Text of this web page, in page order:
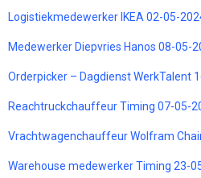
Logistiekmedewerker IKEA 02-05-
Medewerker Diepvries Hanos 08-05-
Orderpicker – Dagdienst WerkTalent
Reachtruckchauffeur Timing 07-05-
Vrachtwagenchauffeur Wolfram
Warehouse medewerker Timing 23-